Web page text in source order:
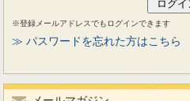
※登録メールアドレスでもログインできます
≫ パスワードを忘れた方はこちら